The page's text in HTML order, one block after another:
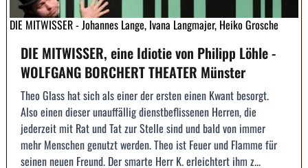
DIE MITWISSER - Johannes Lange, Ivana Langmajer, Heiko Grosche
DIE MITWISSER, eine Idiotie von Philipp Löhle -
WOLFGANG BORCHERT THEATER Münster
Theo Glass hat sich als einer der ersten einen Kwant besorgt.
Also einen dieser unauffällig dienstbeflissenen Herren, die
jederzeit mit Rat und Tat zur Stelle sind und bald von immer
mehr Menschen genutzt werden. Theo ist Feuer und Flamme für
seinen neuen Freund. Der smarte Herr K. erleichtert ihm z...